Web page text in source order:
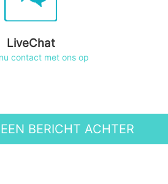
LiveChat
contact met ons op
BERICHT ACHTER